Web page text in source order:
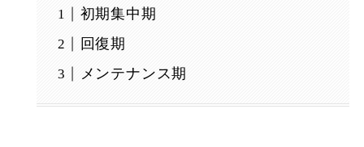
初期集中期
回復期
メンテナンス期